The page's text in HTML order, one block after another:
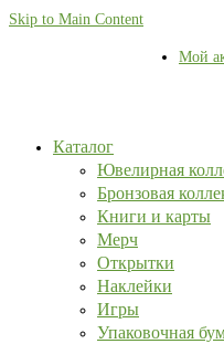
Skip to Main Content
Мой
Каталог
Ювелирная
Бронзовая
Книги и карты
Мерч
Открытки
Наклейки
Игры
Упаковочная